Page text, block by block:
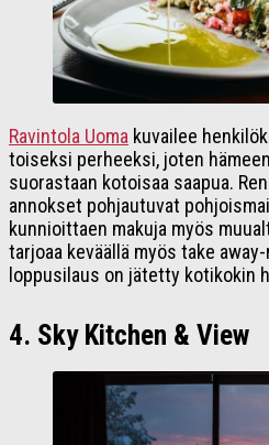
Ravintola Uoma kuvailee
toiseksi perheeksi, joten
suorastaan kotoisaa saapua.
annokset pohjautuvat
kunnioittaen makuja myös
tarjoaa keväällä myös take
loppusilaus on jätetty kotikokin
4. Sky Kitchen & View